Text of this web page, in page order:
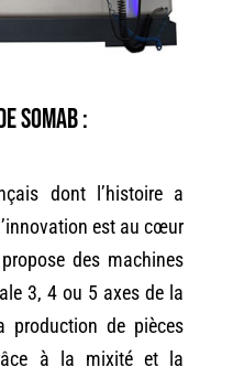
Somab :
dont l’histoire a
est au cœur
des machines
3, 4 ou 5 axes de la
production de pièces
à la mixité et la